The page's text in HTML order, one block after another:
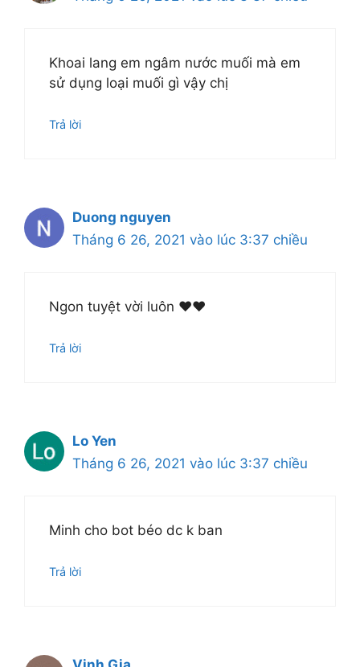
Khoai lang em ngâm nước muối mà em
sử dụng loại muối gì vậy chị
Trả lời
Duong nguyen
Tháng 6 26, 2021 vào lúc 3:37 chiều
Ngon tuyệt vời luôn ❤️❤️
Trả lời
Lo Yen
Tháng 6 26, 2021 vào lúc 3:37 chiều
Minh cho bot béo dc k ban
Trả lời